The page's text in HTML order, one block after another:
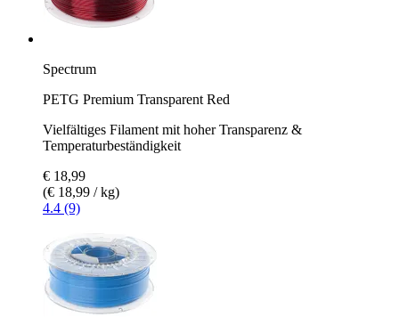
Spectrum
PETG Premium Transparent Red
Vielfältiges Filament mit hoher Transparenz &
Temperaturbeständigkeit
€ 18,99
(€ 18,99 / kg)
4.4 (9)